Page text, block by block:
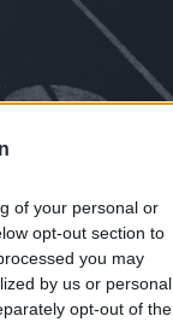
of your personal or
opt-out section to
you may
by us or personal
opt-out of the